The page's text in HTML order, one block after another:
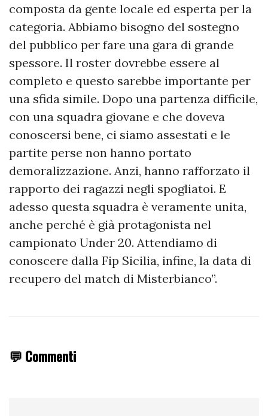
composta da gente locale ed esperta per la
categoria. Abbiamo bisogno del sostegno
del pubblico per fare una gara di grande
spessore. Il roster dovrebbe essere al
completo e questo sarebbe importante per
una sfida simile. Dopo una partenza difficile,
con una squadra giovane e che doveva
conoscersi bene, ci siamo assestati e le
partite perse non hanno portato
demoralizzazione. Anzi, hanno rafforzato il
rapporto dei ragazzi negli spogliatoi. E
adesso questa squadra è veramente unita,
anche perché è già protagonista nel
campionato Under 20. Attendiamo di
conoscere dalla Fip Sicilia, infine, la data di
recupero del match di Misterbianco”.
💬 Commenti